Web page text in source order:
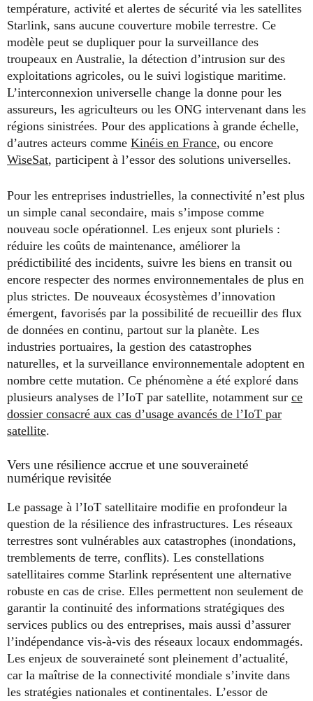
température, activité et alertes de sécurité via les satellites
Starlink, sans aucune couverture mobile terrestre. Ce
modèle peut se dupliquer pour la surveillance des
troupeaux en Australie, la détection d’intrusion sur des
exploitations agricoles, ou le suivi logistique maritime.
L’interconnexion universelle change la donne pour les
assureurs, les agriculteurs ou les ONG intervenant dans les
régions sinistrées. Pour des applications à grande échelle,
d’autres acteurs comme Kinéis en France, ou encore
WiseSat, participent à l’essor des solutions universelles.
Pour les entreprises industrielles, la connectivité n’est plus
un simple canal secondaire, mais s’impose comme
nouveau socle opérationnel. Les enjeux sont pluriels :
réduire les coûts de maintenance, améliorer la
prédictibilité des incidents, suivre les biens en transit ou
encore respecter des normes environnementales de plus en
plus strictes. De nouveaux écosystèmes d’innovation
émergent, favorisés par la possibilité de recueillir des flux
de données en continu, partout sur la planète. Les
industries portuaires, la gestion des catastrophes
naturelles, et la surveillance environnementale adoptent en
nombre cette mutation. Ce phénomène a été exploré dans
plusieurs analyses de l’IoT par satellite, notamment sur ce
dossier consacré aux cas d’usage avancés de l’IoT par
satellite.
Vers une résilience accrue et une souveraineté
numérique revisitée
Le passage à l’IoT satellitaire modifie en profondeur la
question de la résilience des infrastructures. Les réseaux
terrestres sont vulnérables aux catastrophes (inondations,
tremblements de terre, conflits). Les constellations
satellitaires comme Starlink représentent une alternative
robuste en cas de crise. Elles permettent non seulement de
garantir la continuité des informations stratégiques des
services publics ou des entreprises, mais aussi d’assurer
l’indépendance vis-à-vis des réseaux locaux endommagés.
Les enjeux de souveraineté sont pleinement d’actualité,
car la maîtrise de la connectivité mondiale s’invite dans
les stratégies nationales et continentales. L’essor de